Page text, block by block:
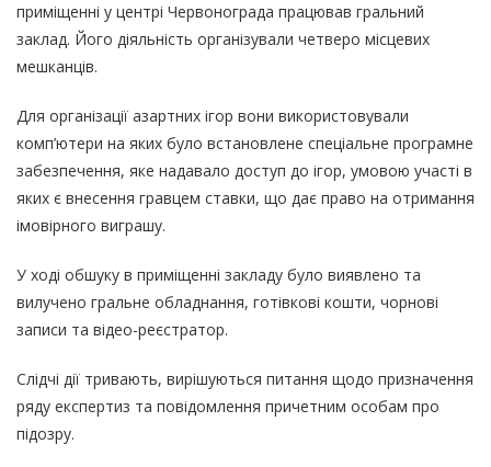
приміщенні у центрі Червонограда працював гральний
заклад. Його діяльність організували четверо місцевих
мешканців.
Для організації азартних ігор вони використовували
комп’ютери на яких було встановлене спеціальне програмне
забезпечення, яке надавало доступ до ігор, умовою участі в
яких є внесення гравцем ставки, що дає право на отримання
імовірного виграшу.
У ході обшуку в приміщенні закладу було виявлено та
вилучено гральне обладнання, готівкові кошти, чорнові
записи та відео-реєстратор.
Слідчі дії тривають, вирішуються питання щодо призначення
ряду експертиз та повідомлення причетним особам про
підозру.